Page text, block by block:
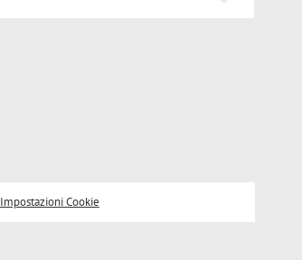
Impostazioni Cookie